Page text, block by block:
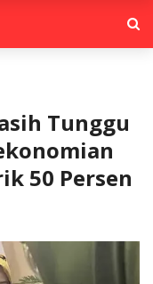
Tunggu
50 Persen